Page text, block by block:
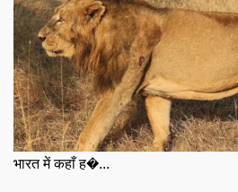
भारत में कहाँ ह�...